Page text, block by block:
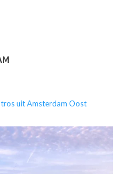
uit Amsterdam Oost